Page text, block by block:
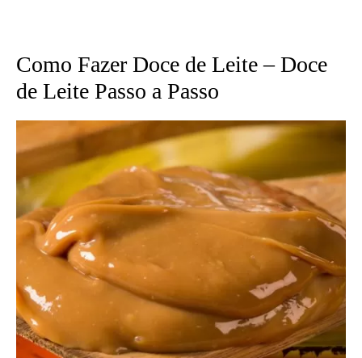
Como Fazer Doce de Leite – Doce
de Leite Passo a Passo